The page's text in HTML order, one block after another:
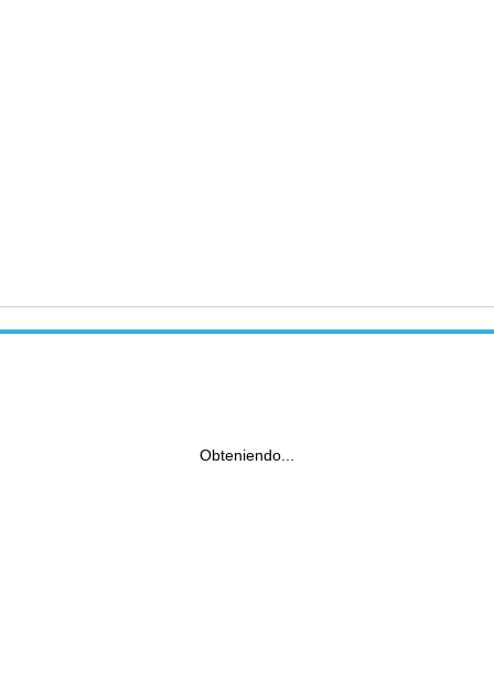
Obteniendo...